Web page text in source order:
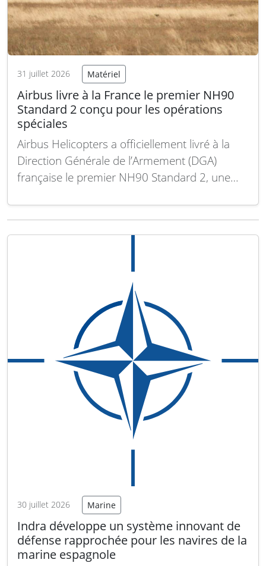
31 juillet 2026 Matériel
Airbus livre à la France le premier NH90
Standard 2 conçu pour les opérations
spéciales
Airbus Helicopters a officiellement livré à la
Direction Générale de l’Armement (DGA)
française le premier NH90 Standard 2, une
spécialement conçue pour les opérations
30 juillet 2026 Marine
Indra développe un système innovant de
défense rapprochée pour les navires de la
marine espagnole